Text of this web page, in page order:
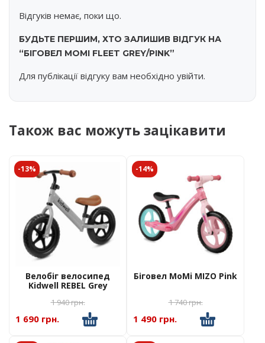
Відгуків немає, поки що.
БУДЬТЕ ПЕРШИМ, ХТО ЗАЛИШИВ ВІДГУК НА
“БІГОВЕЛ MOMI FLEET GREY/PINK”
Для публікації відгуку вам необхідно увійти.
Також вас можуть зацікавити
-13%
Велобіг велосипед
Kidwell REBEL Grey
1 940грн.
1 690 грн.
-14%
Біговел MoMi MIZO Pink
1 740грн.
1 490 грн.